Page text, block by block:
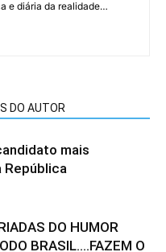
e diária da realidade…
DO AUTOR
mais
República
DO HUMOR
BRASIL….FAZEM O